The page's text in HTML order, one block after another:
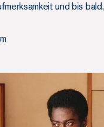
und bis bald,